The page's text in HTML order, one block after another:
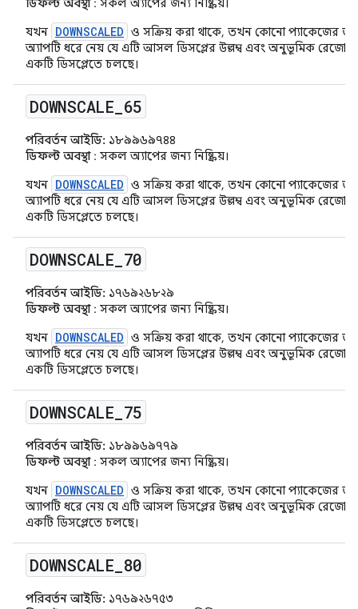
ডিফল্ট অবস্থা: সকল অ্যাপের জন্য নিষ্ক্রিয়।
যখন DOWNSCALED ও সক্রিয় করা থাকে, তখন কোনো প্যাকেজের
অ্যাপটি ধরে নেয় যে এটি আসল ডিসপ্লের উল্লম্ব এবং অনুভূমিক
একটি ডিসপ্লেতে চলছে।
DOWNSCALE 65
পরিবর্তন আইডি: ১৮৯৯৬৯৭৪৪
ডিফল্ট অবস্থা: সকল অ্যাপের জন্য নিষ্ক্রিয়।
যখন DOWNSCALED ও সক্রিয় করা থাকে, তখন কোনো প্যাকেজের
অ্যাপটি ধরে নেয় যে এটি আসল ডিসপ্লের উল্লম্ব এবং অনুভূমিক
একটি ডিসপ্লেতে চলছে।
DOWNSCALE 70
পরিবর্তন আইডি: ১৭৬৯২৬৮২৯
ডিফল্ট অবস্থা: সকল অ্যাপের জন্য নিষ্ক্রিয়।
যখন DOWNSCALED ও সক্রিয় করা থাকে, তখন কোনো প্যাকেজের
অ্যাপটি ধরে নেয় যে এটি আসল ডিসপ্লের উল্লম্ব এবং অনুভূমিক
একটি ডিসপ্লেতে চলছে।
DOWNSCALE 75
পরিবর্তন আইডি: ১৮৯৯৬৯৭৭৯
ডিফল্ট অবস্থা: সকল অ্যাপের জন্য নিষ্ক্রিয়।
যখন DOWNSCALED ও সক্রিয় করা থাকে, তখন কোনো প্যাকেজের
অ্যাপটি ধরে নেয় যে এটি আসল ডিসপ্লের উল্লম্ব এবং অনুভূমিক
একটি ডিসপ্লেতে চলছে।
DOWNSCALE 80
পরিবর্তন আইডি: ১৭৬৯২৬৭৫৩